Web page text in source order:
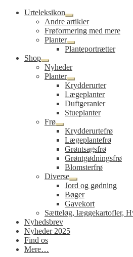
Urteleksikon
Udfold
undermenu
Andre artikler
Frøformering med mere
Planter
Udfold
undermenu
Planteportrætter
Shop
Udfold
undermenu
Nyheder
Planter
Udfold
undermenu
Krydderurter
Lægeplanter
Duftgeranier
Stueplanter
Frø
Udfold
undermenu
Krydderurtefrø
Lægeplantefrø
Grøntsagsfrø
Grøntgødningsfrø
Blomsterfrø
Diverse
Udfold
undermenu
Jord og gødning
Bøger
Gavekort
Sætteløg, læggekartofler,
Nyhedsbrev
Nyheder 2025
Find os
Mere…